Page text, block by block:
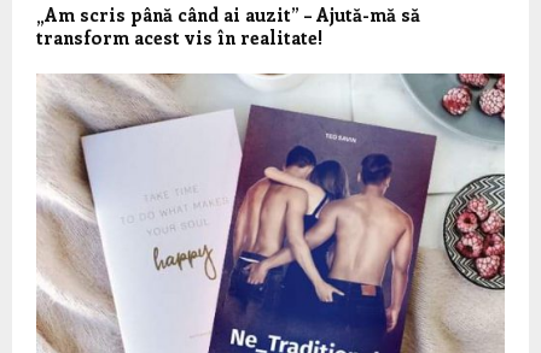
„Am scris până când ai auzit” – Ajută-mă să
transform acest vis în realitate!